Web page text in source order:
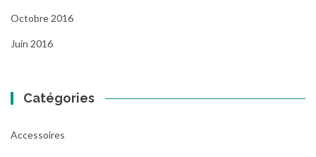
Octobre 2016
Juin 2016
Catégories
Accessoires